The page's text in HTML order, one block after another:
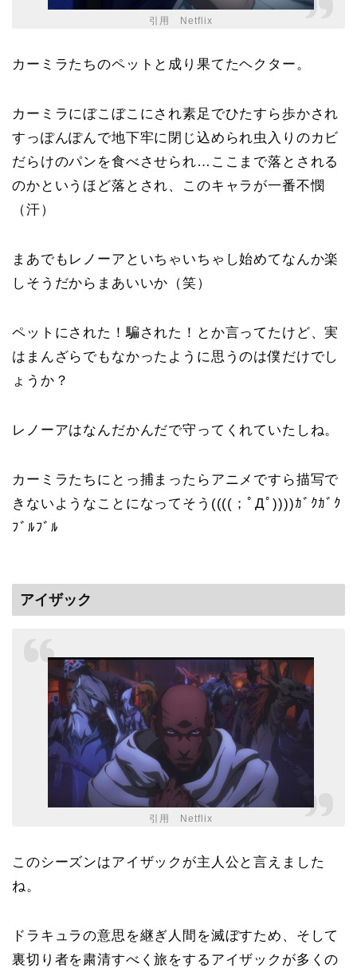
引用 Netflix
カーミラたちのペットと成り果てたヘクター。
カーミラにぼこぼこにされ素足でひたすら歩かされ
すっぽんぽんで地下牢に閉じ込められ虫入りのカビ
だらけのパンを食べさせられ…ここまで落とされる
のかというほど落とされ、このキャラが一番不憫
（汗）
まあでもレノーアといちゃいちゃし始めてなんか楽
しそうだからまあいいか（笑）
ペットにされた！騙された！とか言ってたけど、実
はまんざらでもなかったように思うのは僕だけでし
ょうか？
レノーアはなんだかんだで守ってくれていたしね。
カーミラたちにとっ捕まったらアニメですら描写で
きないようなことになってそう((((；ﾟДﾟ))))ｶﾞｸｶﾞｸ
ﾌﾞﾙﾌﾞﾙ
アイザック
引用 Netflix
このシーズンはアイザックが主人公と言えました
ね。
ドラキュラの意思を継ぎ人間を滅ぼすため、そして
裏切り者を粛清すべく旅をするアイザックが多くの